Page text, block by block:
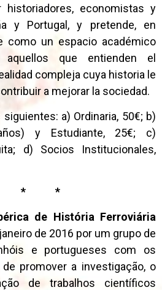
historiadores, economistas y
y Portugal, y pretende, en
como un espacio académico
que entienden el
compleja cuya historia le
a mejorar la sociedad.
siguientes: a) Ordinaria, 50€; b)
y Estudiante, 25€; c)
d) Socios Institucionales,
* *
de História Ferroviária
de 2016 por um grupo de
e portugueses com os
promover a investigação, o
de trabalhos científicos